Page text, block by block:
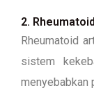
2.
Rheumatoid
sistem
menyebabkan